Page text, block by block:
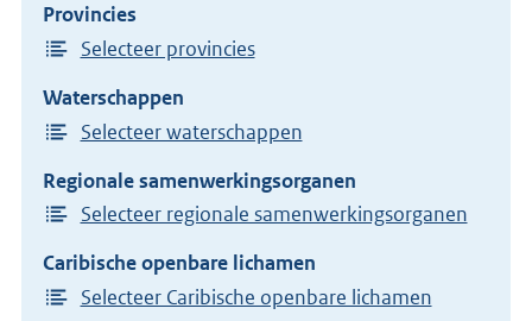
Provincies
Selecteer provincies
Waterschappen
Selecteer waterschappen
Regionale samenwerkingsorganen
Selecteer regionale samenwerkingsorganen
Caribische openbare lichamen
Selecteer Caribische openbare lichamen